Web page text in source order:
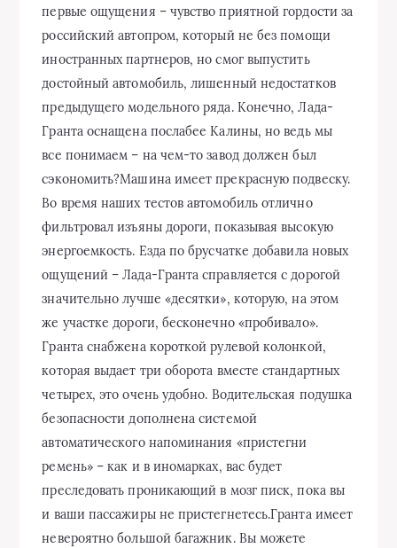
первые ощущения – чувство приятной гордости за
российский автопром, который не без помощи
иностранных партнеров, но смог выпустить
достойный автомобиль, лишенный недостатков
предыдущего модельного ряда. Конечно, Лада-
Гранта оснащена послабее Калины, но ведь мы
все понимаем – на чем-то завод должен был
сэкономить?Машина имеет прекрасную подвеску.
Во время наших тестов автомобиль отлично
фильтровал изъяны дороги, показывая высокую
энергоемкость. Езда по брусчатке добавила новых
ощущений – Лада-Гранта справляется с дорогой
значительно лучше «десятки», которую, на этом
же участке дороги, бесконечно «пробивало».
Гранта снабжена короткой рулевой колонкой,
которая выдает три оборота вместе стандартных
четырех, это очень удобно. Водительская подушка
безопасности дополнена системой
автоматического напоминания «пристегни
ремень» – как и в иномарках, вас будет
преследовать проникающий в мозг писк, пока вы
и ваши пассажиры не пристегнетесь.Гранта имеет
невероятно большой багажник. Вы можете